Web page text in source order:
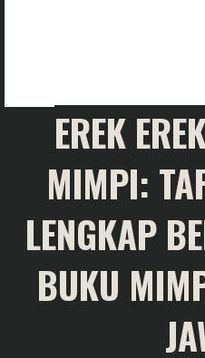
EREK
MIMPI:
LENGKAP
BUKU